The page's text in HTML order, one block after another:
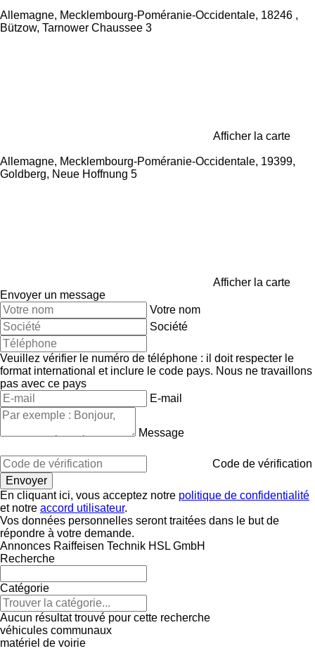
Allemagne, Mecklembourg-Poméranie-Occidentale, 18246 ,
Bützow, Tarnower Chaussee 3
Afficher la carte
Allemagne, Mecklembourg-Poméranie-Occidentale, 19399,
Goldberg, Neue Hoffnung 5
Afficher la carte
Envoyer un message
Votre nom
Société
Veuillez vérifier le numéro de téléphone : il doit respecter le
format international et inclure le code pays. Nous ne travaillons
pas avec ce pays
E-mail
Message
Code de vérification
En cliquant ici, vous acceptez notre politique de confidentialité
et notre accord utilisateur.
Vos données personnelles seront traitées dans le but de
répondre à votre demande.
Annonces Raiffeisen Technik HSL GmbH
Recherche
Catégorie
Aucun résultat trouvé pour cette recherche
véhicules communaux
matériel de voirie